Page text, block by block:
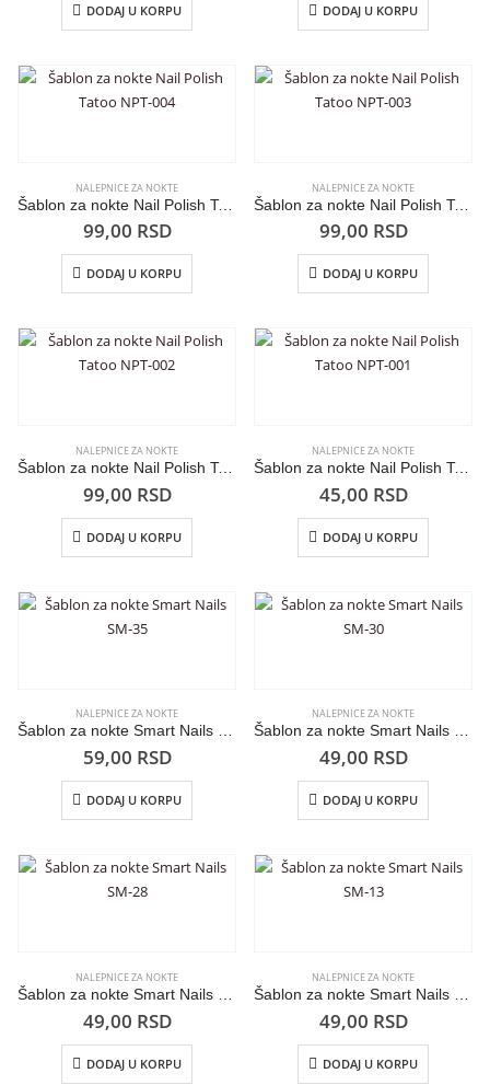
DODAJ U KORPU DODAJ U KORPU
NALEPNICE ZA NOKTE
Šablon za nokte Nail Polish Tatoo NPT-004
99,00 RSD
DODAJ U KORPU
NALEPNICE ZA NOKTE
Šablon za nokte Nail Polish Tatoo NPT-003
99,00 RSD
DODAJ U KORPU
NALEPNICE ZA NOKTE
Šablon za nokte Nail Polish Tatoo NPT-002
99,00 RSD
DODAJ U KORPU
NALEPNICE ZA NOKTE
Šablon za nokte Nail Polish Tatoo NPT-001
45,00 RSD
DODAJ U KORPU
NALEPNICE ZA NOKTE
Šablon za nokte Smart Nails SM-35
59,00 RSD
DODAJ U KORPU
NALEPNICE ZA NOKTE
Šablon za nokte Smart Nails SM-30
49,00 RSD
DODAJ U KORPU
NALEPNICE ZA NOKTE
49,00 RSD
DODAJ U KORPU
NALEPNICE ZA NOKTE
49,00 RSD
DODAJ U KORPU